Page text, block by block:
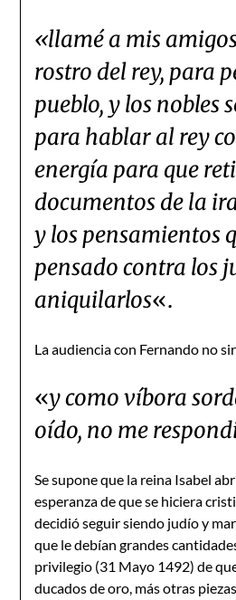
«llamé a mis
rostro del rey, para
pueblo, y los nobles
para hablar al rey
energía para que
documentos de la
y los pensamientos
pensado contra los
aniquilarlos«.
La audiencia con Fernando no
«y como víbora
oído, no me
Se supone que la reina Isabel
esperanza de que se hiciera
decidió seguir siendo judío y
que le debían grandes
privilegio (31 Mayo 1492) de
ducados de oro, más otras